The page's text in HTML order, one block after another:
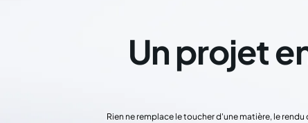
Un projet
Rien ne remplace le toucher d'une matière, le